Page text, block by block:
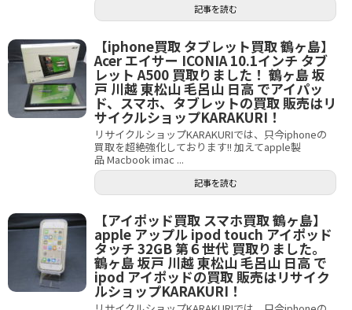
記事を読む
【iphone買取 タブレット買取 鶴ヶ島】
Acer エイサー ICONIA 10.1インチ タブ
レット A500 買取りました！ 鶴ヶ島 坂
戸 川越 東松山 毛呂山 日高 でアイパッ
ド、スマホ、タブレットの買取 販売はリ
サイクルショップKARAKURI！
リサイクルショップKARAKURIでは、只今iphoneの
買取を超絶強化しております!! 加えてapple製
品 Macbook imac ...
記事を読む
【アイポッド買取 スマホ買取 鶴ヶ島】
apple アップル ipod touch アイポッド
タッチ 32GB 第６世代 買取りました。
鶴ヶ島 坂戸 川越 東松山 毛呂山 日高 で
ipod アイポッドの買取 販売はリサイク
ルショップKARAKURI！